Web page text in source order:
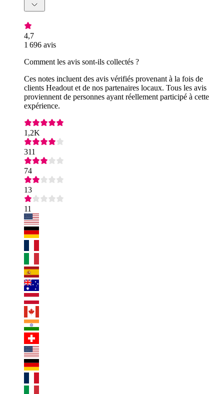
4,7
1 696 avis
Comment les avis sont-ils collectés ?
Ces notes incluent des avis vérifiés provenant à la fois de
clients Headout et de nos partenaires locaux. Tous les avis
proviennent de personnes ayant réellement participé à cette
expérience.
1,2K
311
74
13
11